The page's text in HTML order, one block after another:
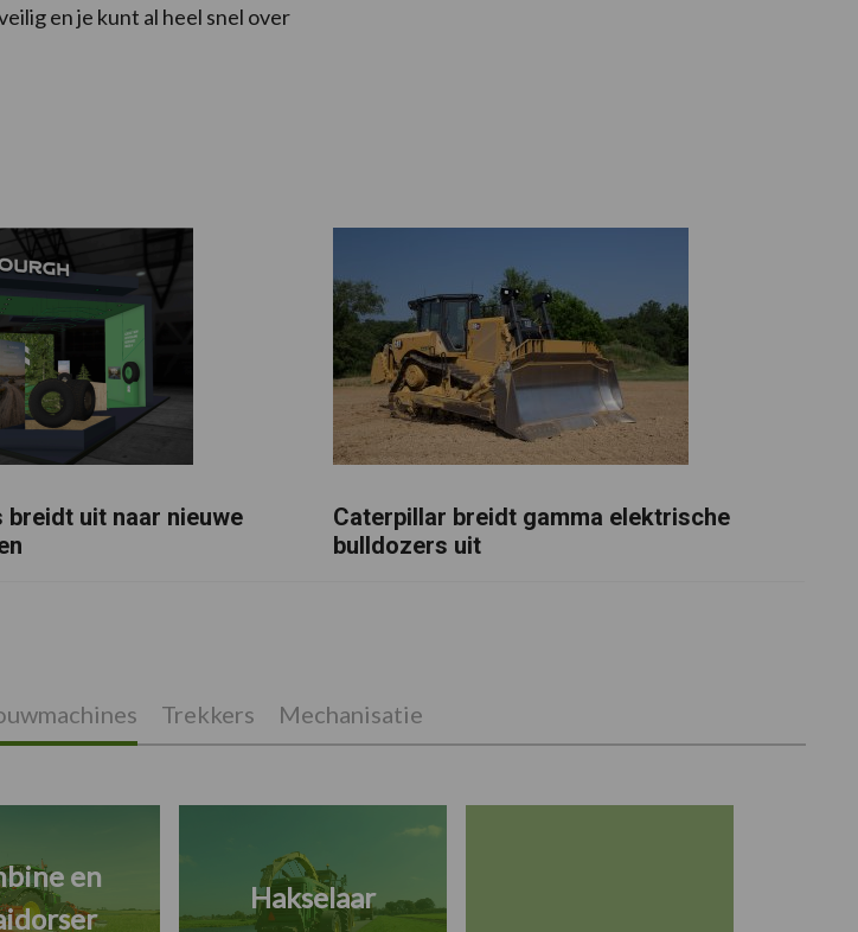
en je kunt al heel snel over
breidt uit naar nieuwe
Caterpillar breidt gamma elektrische
bulldozers uit
Trekkers Mechanisatie
en
Hakselaar